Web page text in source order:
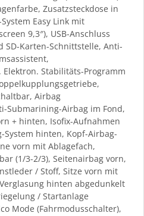
Zusatzsteckdose in
Easy Link mit
9,3″), USB-Anschluss
SD-Karten-Schnittstelle, Anti-
Stabilitäts-Programm
Airbag
Submarining-Airbag im Fond,
+ hinten, Isofix-Aufnahmen
hinten, Kopf-Airbag-
vorn mit Ablagefach,
(1/3-2/3), Seitenairbag vorn,
/ Stoff, Sitze vorn mit
hinten abgedunkelt
/ Startanlage
Mode (Fahrmodusschalter),